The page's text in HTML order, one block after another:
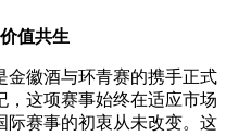
值共生
金徽酒与环青赛的携手正式
，这项赛事始终在适应市场
际赛事的初衷从未改变。这